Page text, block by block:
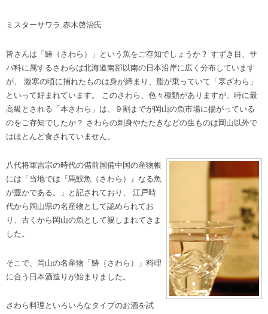
ミスターサワラ 赤木啓治氏
皆さんは「鰆（さわら）」という魚をご存知でしょうか？ すずき目、サ
バ科に属するさわらは北海道南部以南の日本沿岸に広く分布しています
が、 激寒の頃に捕れたものは身が締まり、脂が乗っていて「寒ざわら」
といって好まれています。 このさわら、色々種類がありますが、特に最
高級とされる「本さわら」は、９割までが岡山の魚市場に揚がっている
のをご存知でしたか？ さわらの刺身やたたきなどの生ものは岡山以外で
はほとんど食されていません。
八代将軍吉宗の時代の備前国備中国の産物帳
には「当地では『馬鮫魚（さわら）』なる魚
が豊かである。」と記されており、 江戸時
代から岡山県の名産物として認められてお
り、古くから岡山の魚として親しまれてきま
した。
そこで、岡山の名産物「鰆（さわら）」料理
に合う日本酒造りが始まりました。
さわら料理といろいろなタイプのお酒を試